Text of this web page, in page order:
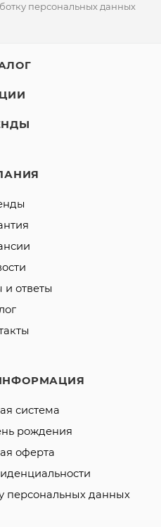
персональных данных
и ответы
система
рождения
оферта
персональных данных